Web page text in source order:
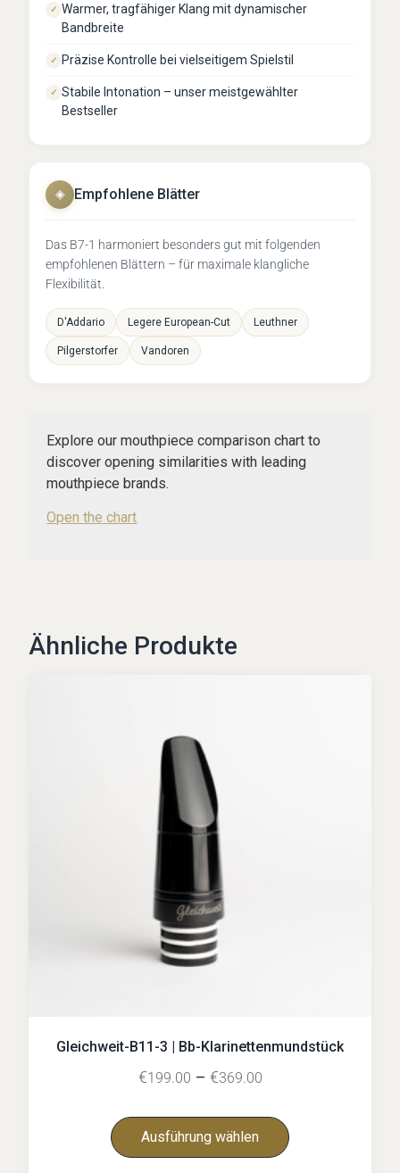
✓ Warmer, tragfähiger Klang mit dynamischer
Bandbreite
✓ Präzise Kontrolle bei vielseitigem Spielstil
✓ Stabile Intonation – unser meistgewählter
Bestseller
◈ Empfohlene Blätter
Das B7-1 harmoniert besonders gut mit folgenden
empfohlenen Blättern – für maximale klangliche
Flexibilität.
D'Addario Legere European-Cut Leuthner
Pilgerstorfer Vandoren
Explore our mouthpiece comparison chart to
discover opening similarities with leading
mouthpiece brands.
Open the chart
Ähnliche Produkte
Gleichweit-B11-3 | Bb-Klarinettenmundstück
€199.00 – €369.00
Ausführung wählen